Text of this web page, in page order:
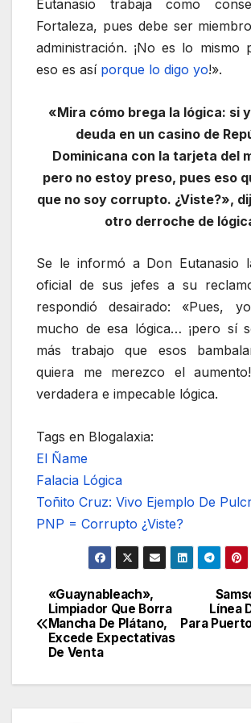
Eutanasio trabaja como
Fortaleza, pues debe ser
administración. ¡No es lo mismo
eso es así porque lo digo yo!».
«Mira cómo brega la lógica: si
deuda en un casino de
Dominicana con la tarjeta del
pero no estoy preso, pues eso
que no soy corrupto. ¿Viste?»,
otro derroche de
Se le informó a Don Eutanasio
oficial de sus jefes a su
respondió desairado: «Pues,
mucho de esa lógica… ¡pero sí
más trabajo que esos
quiera me merezco el
verdadera e impecable lógica.
Tags en Blogalaxia:
El Ñame
Falacia Lógica
Toñito Cruz: Vivo Ejemplo De
PNP = Corrupto ¿Viste?
Navegación
de
Línea
Para
«Guaynableach»,
Limpiador Que Borra
Mancha De Plátano,
Excede Expectativas
De Venta